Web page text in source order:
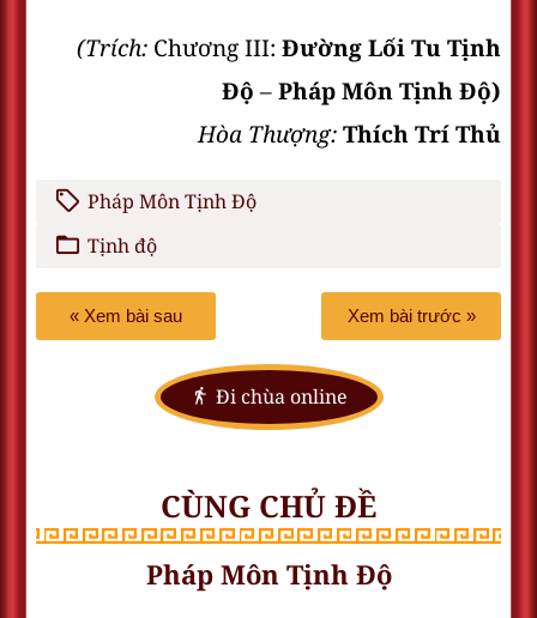
(Trích: Chương III: Đường Lối Tu Tịnh
Độ –Pháp Môn Tịnh Độ)
Hòa Thượng:Thích Trí Thủ
Pháp Môn Tịnh Độ
Tịnh độ
« Xem bài sau Xem bài trước »
Đi chùa online
CÙNG CHỦ ĐỀ
Pháp Môn Tịnh Độ